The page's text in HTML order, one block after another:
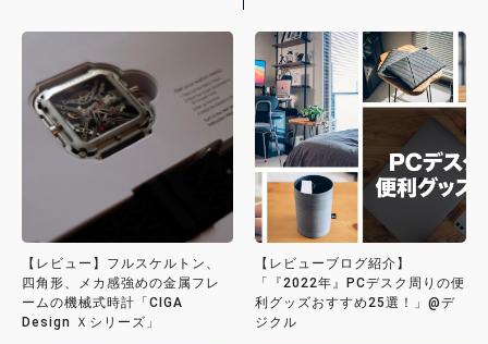
【レビュー】フルスケルトン、
四角形、メカ感強めの金属フレ
ームの機械式時計「CIGA
Design Ｘシリーズ」
【レビューブログ紹介】
「『2022年』PCデスク周りの便
利グッズおすすめ25選！」@デ
ジクル